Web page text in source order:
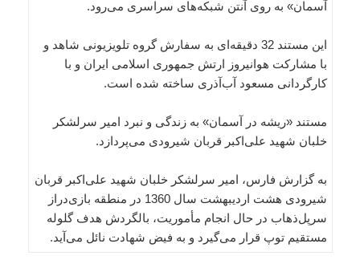
آسمان» به روی آنتن شبکه‌های سراسری می‌رود.
این مستند 32 دقیقه‌ای به سفارش گروه تلویزیونی شاهد و
با مشارکت هوانیروز ارتش جمهوری اسلامی ایران و با
کارگردانی مسعود آب‌آذری ساخته‌ شده است.
مستند «ریشه در آسمان» به زندگی و نبرد امیر سرلشکر
خلبان شهید علی‌اکبر قربان شیرودی می‌پردازد.
به گزارش فارس، امیر سرلشکر خلبان شهید علی‌اکبر قربان
شیرودی هشت اردیبهشت سال 1360 در منطقه بازی‌دراز
سرپل‌ذهاب در حال انجام مأموریت، بالگردش هدف گلوله
مستقیم توپ قرار می‌گیرد و به فیض شهادت نائل می‌آید.